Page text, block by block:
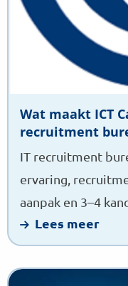
Wat maakt ICT
recruitment
IT recruitment
ervaring,
aanpak en 3–4
Lees meer
bureau?
Lees